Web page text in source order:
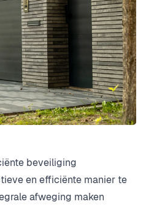
beveiliging
en efficiënte manier te
afweging maken